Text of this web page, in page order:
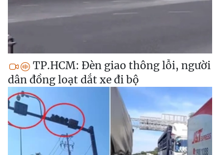
TP.HCM: Đèn giao thông lỗi, người
dân đồng loạt dắt xe đi bộ